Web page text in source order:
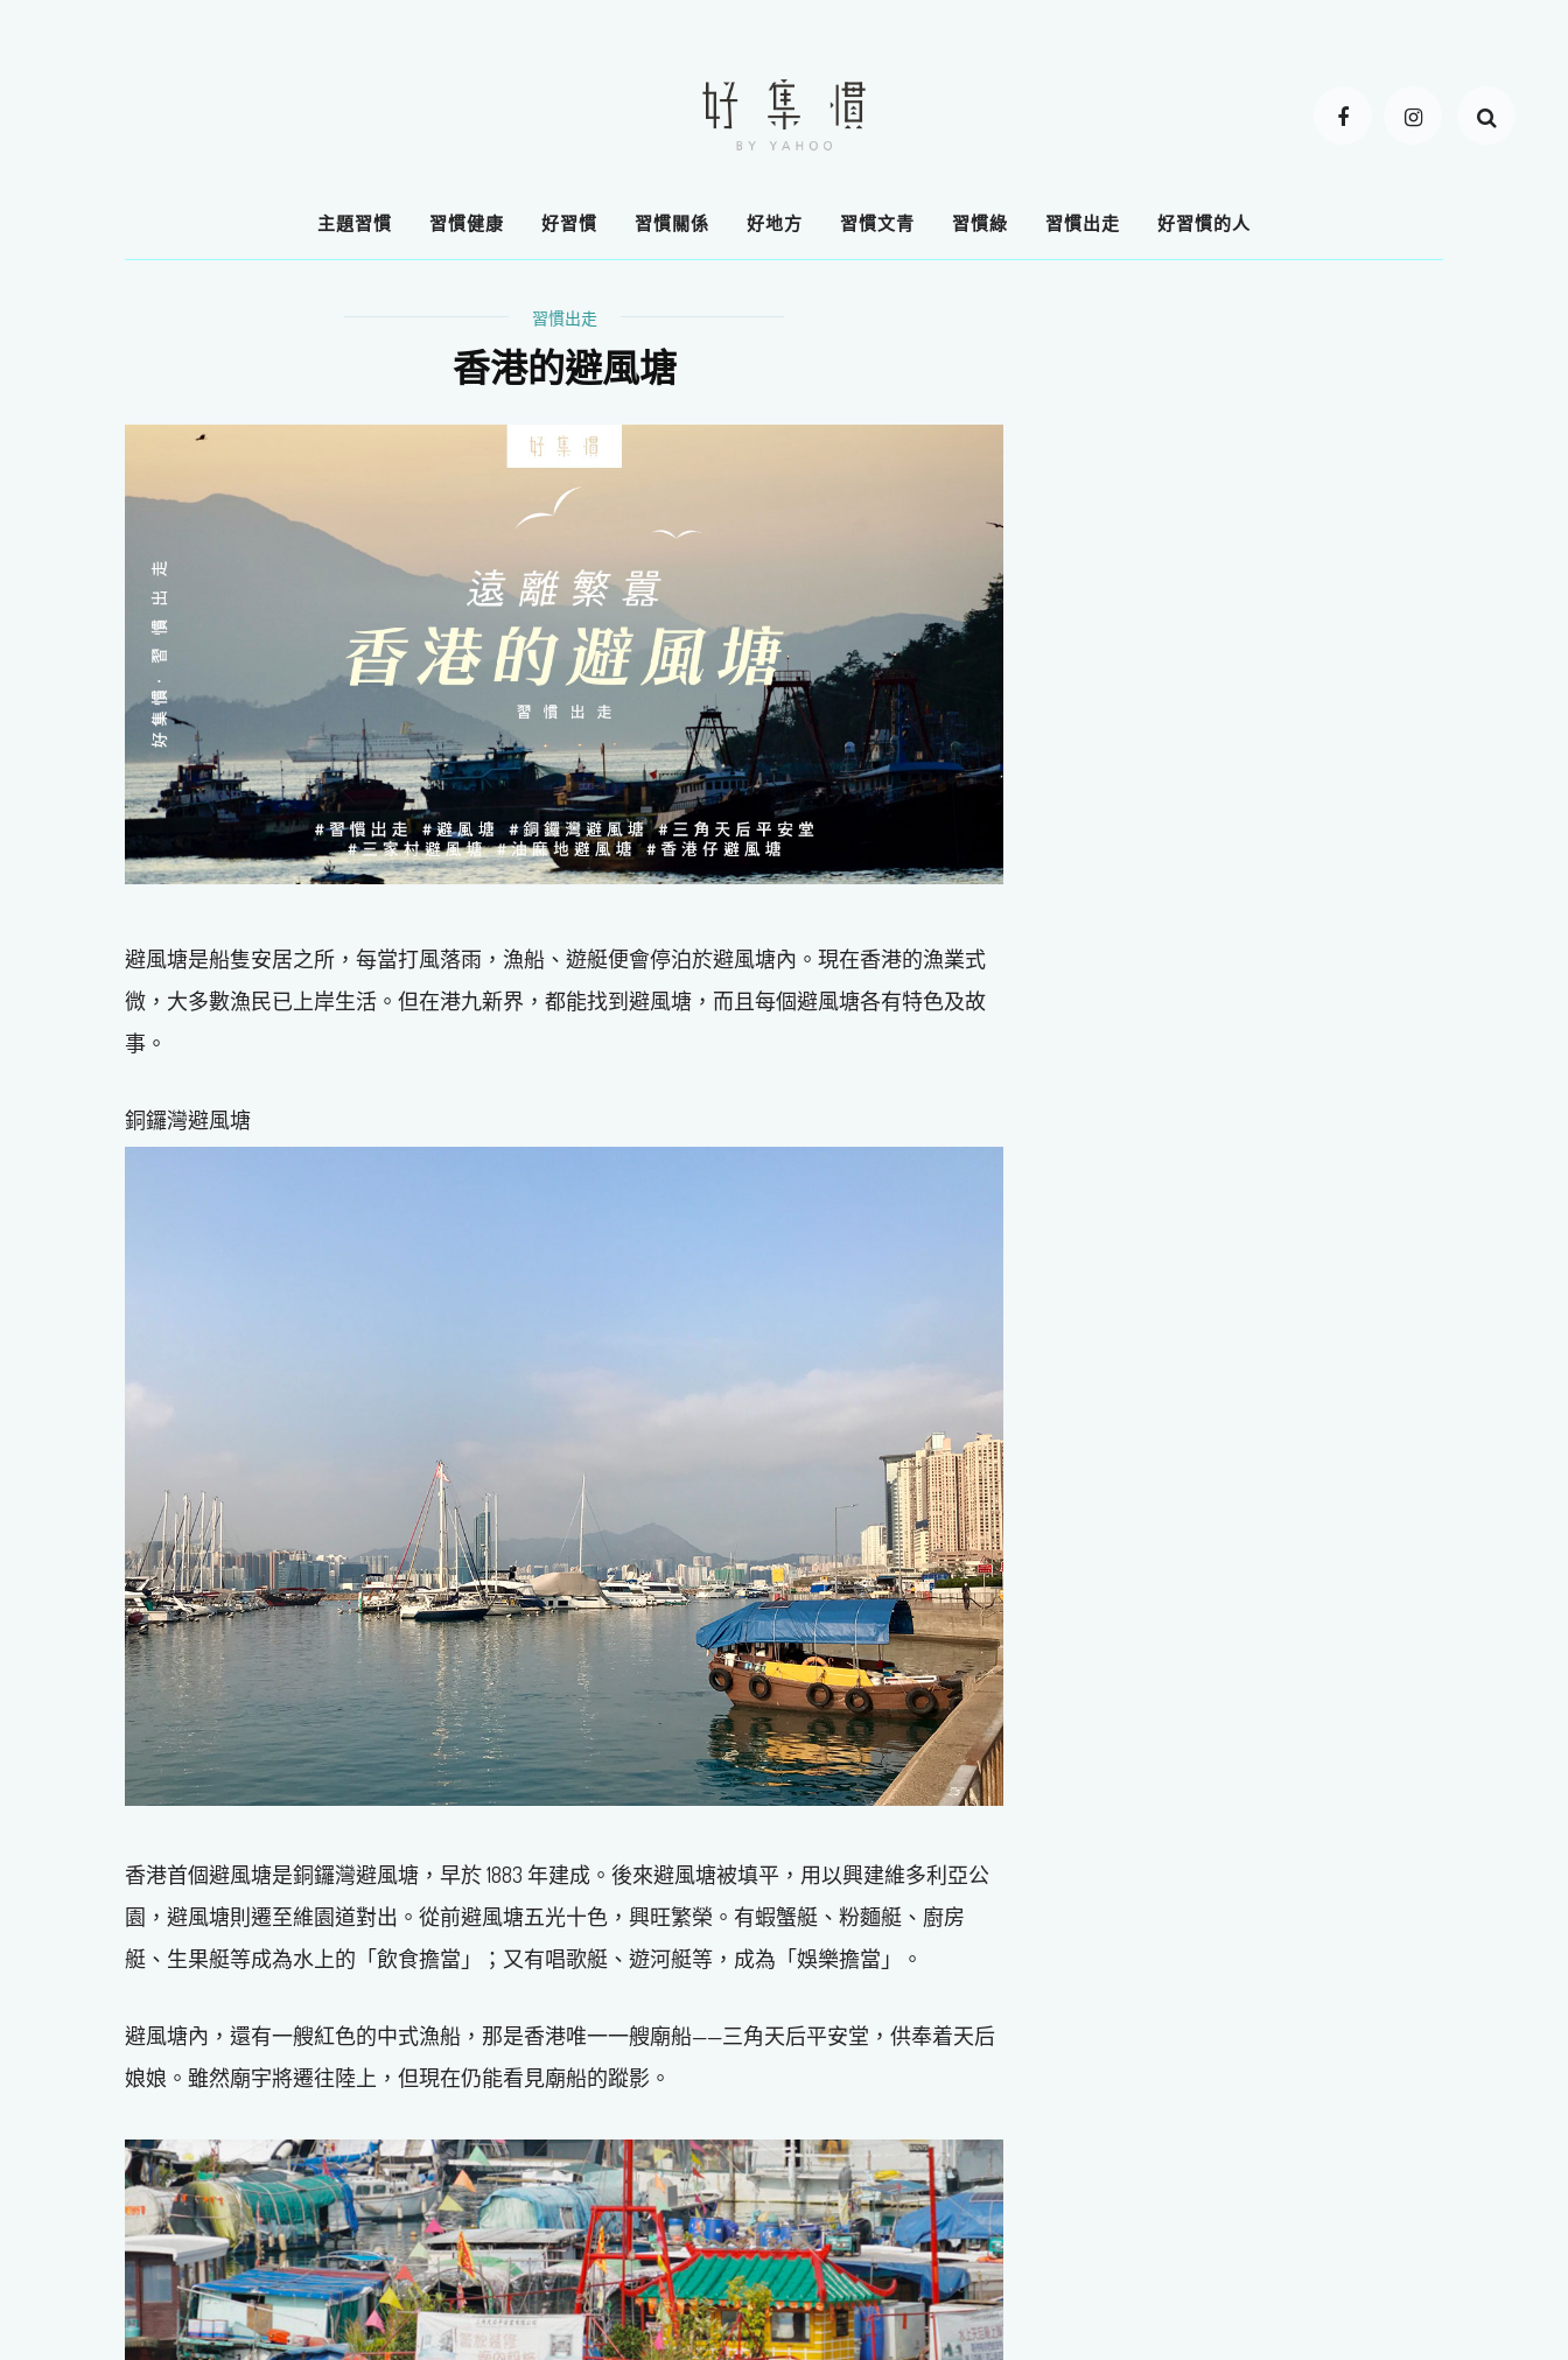
主題習慣 習慣健康 好習慣 習慣關係 好地方 習慣文青 習慣綠 習慣出走 好習慣的人
習慣出走
香港的避風塘
避風塘是船隻安居之所，每當打風落雨，漁船、遊艇便會停泊於避風塘內。現在香港的漁業式
微，大多數漁民已上岸生活。但在港九新界，都能找到避風塘，而且每個避風塘各有特色及故
事。
銅鑼灣避風塘
香港首個避風塘是銅鑼灣避風塘，早於 1883 年建成。後來避風塘被填平，用以興建維多利亞公
園，避風塘則遷至維園道對出。從前避風塘五光十色，興旺繁榮。有蝦蟹艇、粉麵艇、廚房
艇、生果艇等成為水上的「飲食擔當」；又有唱歌艇、遊河艇等，成為「娛樂擔當」。
避風塘內，還有一艘紅色的中式漁船，那是香港唯一一艘廟船——三角天后平安堂，供奉着天后
娘娘。雖然廟宇將遷往陸上，但現在仍能看見廟船的蹤影。